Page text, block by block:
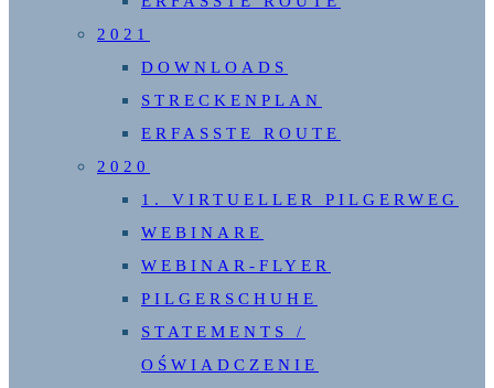
2021
DOWNLOADS
STRECKENPLAN
ERFASSTE ROUTE
2020
1. VIRTUELLER PILGERWEG
WEBINARE
WEBINAR-FLYER
PILGERSCHUHE
STATEMENTS /
OŚWIADCZENIE